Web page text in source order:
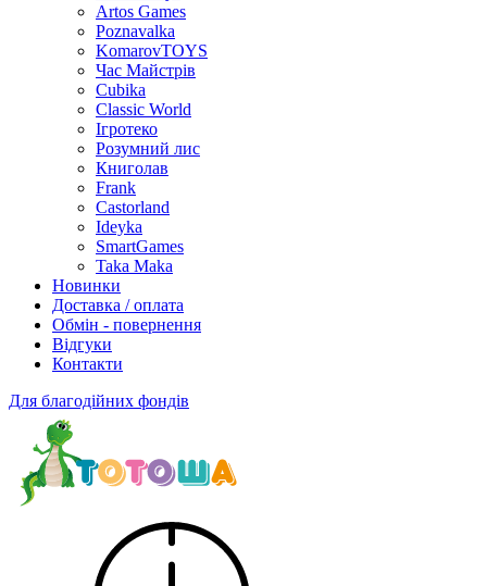
Artos Games
Poznavalka
KomarovTOYS
Час Майстрів
Cubika
Classic World
Ігротеко
Розумний лис
Книголав
Frank
Castorland
Ideyka
SmartGames
Taka Maka
Новинки
Доставка / оплата
Обмін - повернення
Відгуки
Контакти
Для благодійних фондів